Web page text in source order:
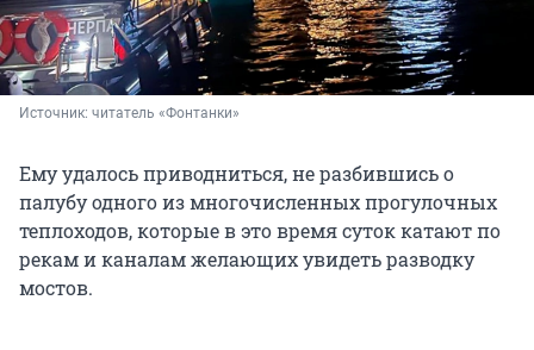
Источник: читатель «Фонтанки»
Ему удалось приводниться, не разбившись о
палубу одного из многочисленных прогулочных
теплоходов, которые в это время суток катают по
рекам и каналам желающих увидеть разводку
мостов.